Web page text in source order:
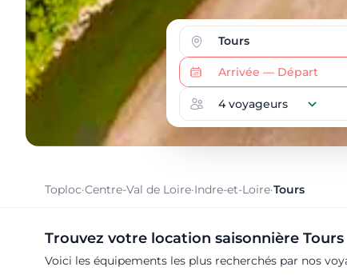
Toploc·Centre-Val de Loire·Indre-et-Loire·Tours
Trouvez votre location saisonnière Tours
Voici les équipements les plus recherchés par nos